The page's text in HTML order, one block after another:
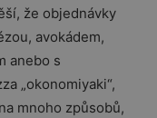
že objednávky
avokádem,
anebo s
„okonomiyaki“,
mnoho způsobů,